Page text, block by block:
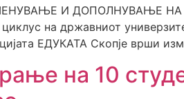
И ДОПОЛНУВАЊЕ НА
на државниот
ЕДУКАТА Скопје врши
на 10